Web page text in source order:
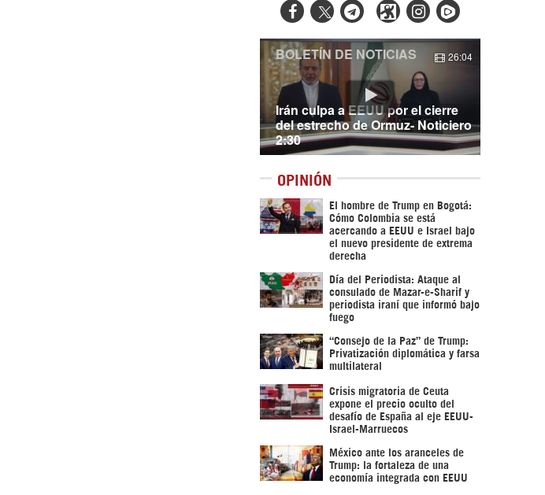
  
Irán culpa a EEUU por el cierre
del estrecho de Ormuz- Noticiero
2:30
BOLETÍN DE NOTICIAS 26:04
OPINIÓN
El hombre de Trump en Bogotá:
Cómo Colombia se está
acercando a EEUU e Israel bajo
el nuevo presidente de extrema
derecha
Día del Periodista: Ataque al
consulado de Mazar-e-Sharif y
periodista iraní que informó bajo
fuego
“Consejo de la Paz” de Trump:
Privatización diplomática y farsa
multilateral
Crisis migratoria de Ceuta
expone el precio oculto del
desafío de España al eje EEUU-
Israel-Marruecos
México ante los aranceles de
Trump: la fortaleza de una
economía integrada con EEUU